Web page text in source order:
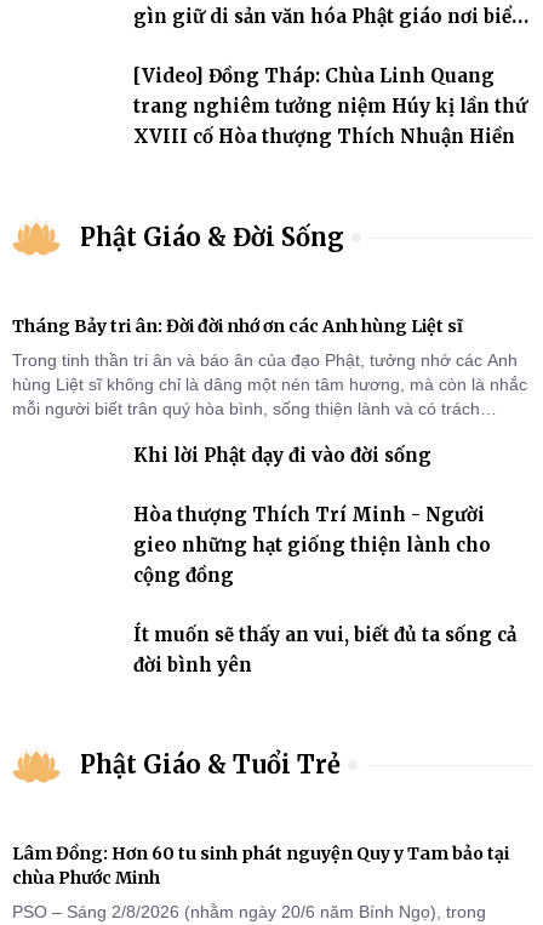
gìn giữ di sản văn hóa Phật giáo nơi biển
[Video] Đồng Tháp: Chùa Linh Quang
trang nghiêm tưởng niệm Húy kị lần thứ
XVIII cố Hòa thượng Thích Nhuận Hiền
Phật Giáo & Đời Sống
Tháng Bảy tri ân: Đời đời nhớ ơn các Anh hùng Liệt sĩ
Trong tinh thần tri ân và báo ân của đạo Phật, tưởng nhớ các Anh
hùng Liệt sĩ không chỉ là dâng một nén tâm hương, mà còn là nhắc
mỗi người biết trân quý hòa bình, sống thiện lành và có trách
Khi lời Phật dạy đi vào đời sống
Hòa thượng Thích Trí Minh - Người
gieo những hạt giống thiện lành cho
cộng đồng
Ít muốn sẽ thấy an vui, biết đủ ta sống cả
đời bình yên
Phật Giáo & Tuổi Trẻ
Lâm Đồng: Hơn 60 tu sinh phát nguyện Quy y Tam bảo tại
chùa Phước Minh
PSO – Sáng 2/8/2026 (nhằm ngày 20/6 năm Bính Ngọ), trong